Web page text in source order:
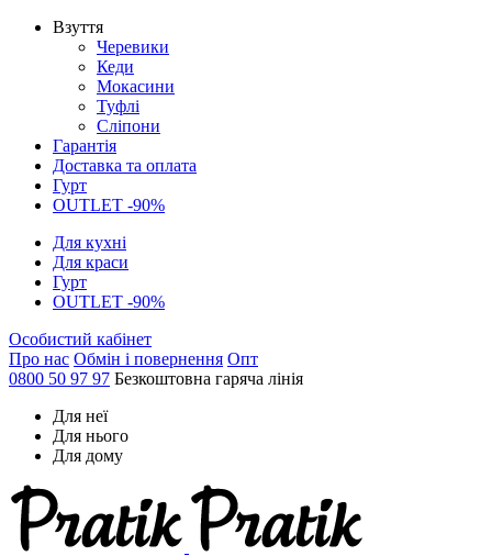
Взуття
Черевики
Кеди
Мокасини
Туфлі
Сліпони
Гарантія
Доставка та оплата
Гурт
OUTLET -90%
Для кухні
Для краси
Гурт
OUTLET -90%
Особистий кабінет
Про нас Обмін і повернення Опт
0800 50 97 97 Безкоштовна гаряча лінія
Для неї
Для нього
Для дому